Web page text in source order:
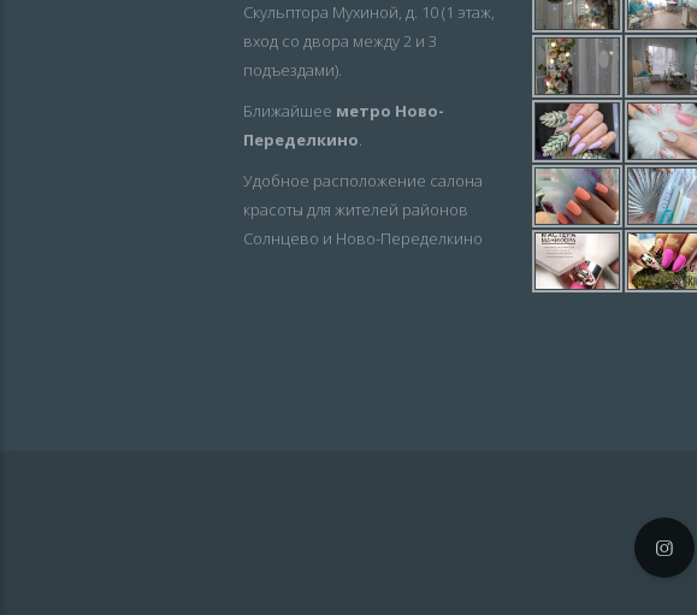
Скульптора Мухиной, д. 10 (1 этаж,
вход со двора между 2 и 3
подъездами).
Ближайшее метро Ново-
Переделкино.
Удобное расположение салона
красоты для жителей районов
Солнцево и Ново-Переделкино